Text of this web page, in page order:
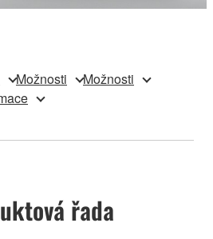
Možnosti
Možnosti
řada